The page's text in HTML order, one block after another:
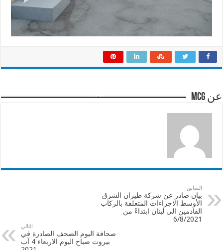
عن mcg
السابق
بيان صادر عن شركة طيران الشرق
الأوسط الاجراءات المتعلقة بالركاب
القادمين الى لبنان ابتداءً من
6/8/2021
التالي
صحافة اليوم الصحف الصادرة في
بيروت صباح اليوم الاربعاء 4 آب